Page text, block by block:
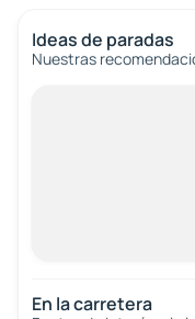
Ideas de paradas
Nuestras
En la carretera